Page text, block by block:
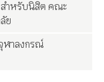
สำหรับนิสิต คณะ
ย
ฬาลงกรณ์